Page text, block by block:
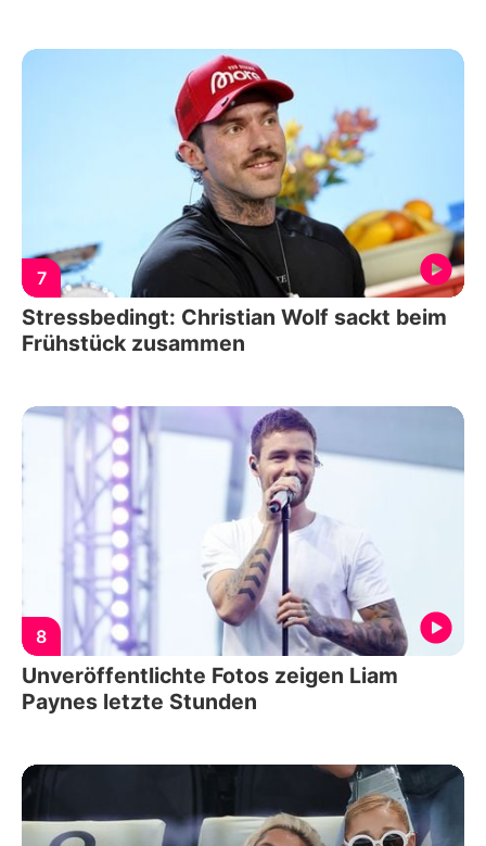
7
Stressbedingt: Christian Wolf sackt beim
Frühstück zusammen
8
Unveröffentlichte Fotos zeigen Liam
Paynes letzte Stunden